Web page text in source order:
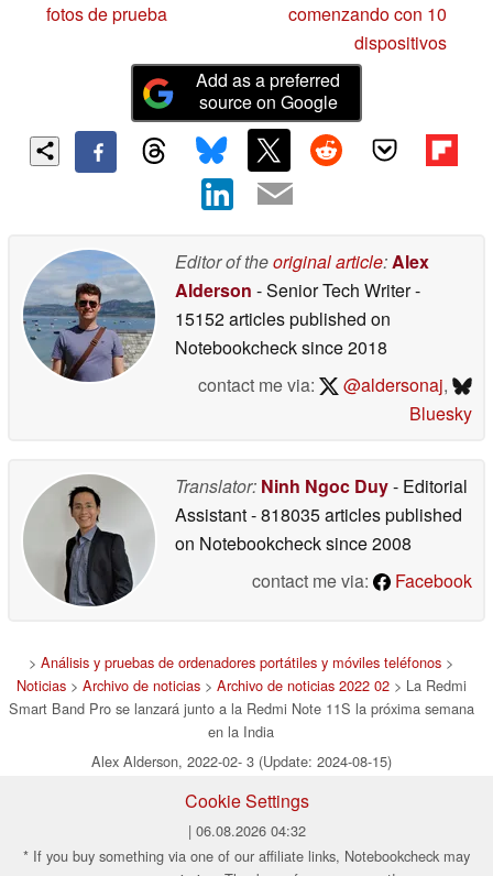
fotos de prueba
comenzando con 10
dispositivos
Add as a preferred
source on Google
Editor of theoriginal article:Alex
Alderson - Senior Tech Writer-
15152 articles published on
Notebookchecksince 2018
contact me via:
@aldersonaj,
Bluesky
Translator: Ninh Ngoc Duy- Editorial
Assistant- 818035 articles published
on Notebookchecksince 2008
contact me via:
Facebook
> Análisis y pruebas de ordenadores portátiles y móviles teléfonos >
Noticias> Archivo de noticias> Archivo de noticias 2022 02> La Redmi
Smart Band Pro se lanzará junto a la Redmi Note 11S la próxima semana
en la India
Alex Alderson, 2022-02- 3 (Update: 2024-08-15)
Cookie Settings
| 06.08.2026 04:32
* If you buy something via one of our affiliate links, Notebookcheck may